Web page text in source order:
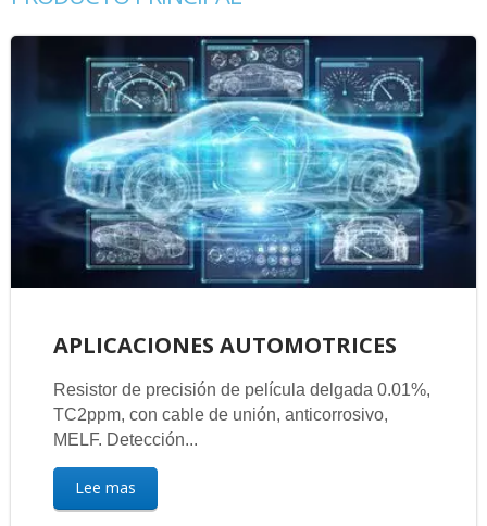
APLICACIONES AUTOMOTRICES
Resistor de precisión de película delgada 0.01%,
TC2ppm, con cable de unión, anticorrosivo,
MELF. Detección...
Lee mas